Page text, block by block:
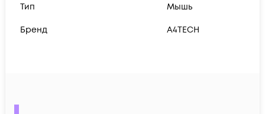
Тип Мышь
Бренд A4TECH